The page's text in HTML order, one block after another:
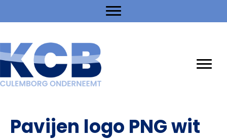
Pavijen logo PNG wit